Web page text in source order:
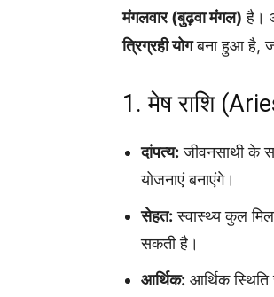
मंगलवार (बुढ़वा मंगल) है।
त्रिग्रही योगबना हुआ है,
1. मेष राशि
दांपत्य: जीवनसाथी के
योजनाएं बनाएंगे।
सेहत: स्वास्थ्य कुल
सकती है।
आर्थिक: आर्थिक